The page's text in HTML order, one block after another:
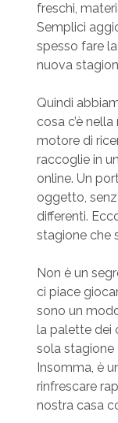
freschi,
Semplici
spesso fare
nuova
Quindi
cosa c’è
motore di
raccoglie in
online. Un
oggetto,
differenti.
stagione che
Non è un
ci piace
sono un
la palette dei
sola stagione
Insomma, è
rinfrescare
nostra casa